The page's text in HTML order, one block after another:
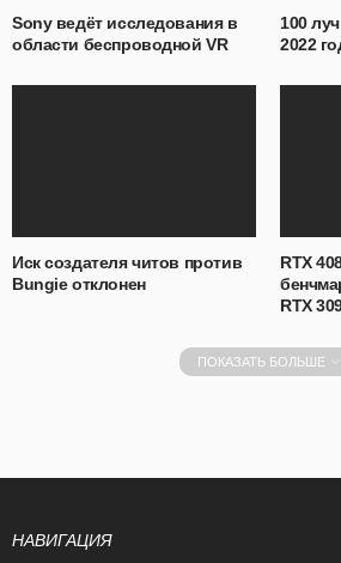
Sony ведёт исследования в
области беспроводной VR
100
2022
Иск создателя читов против
Bungie отклонен
RTX
RTX
ПОКАЗАТЬ БОЛЬШЕ
НАВИГАЦИЯ